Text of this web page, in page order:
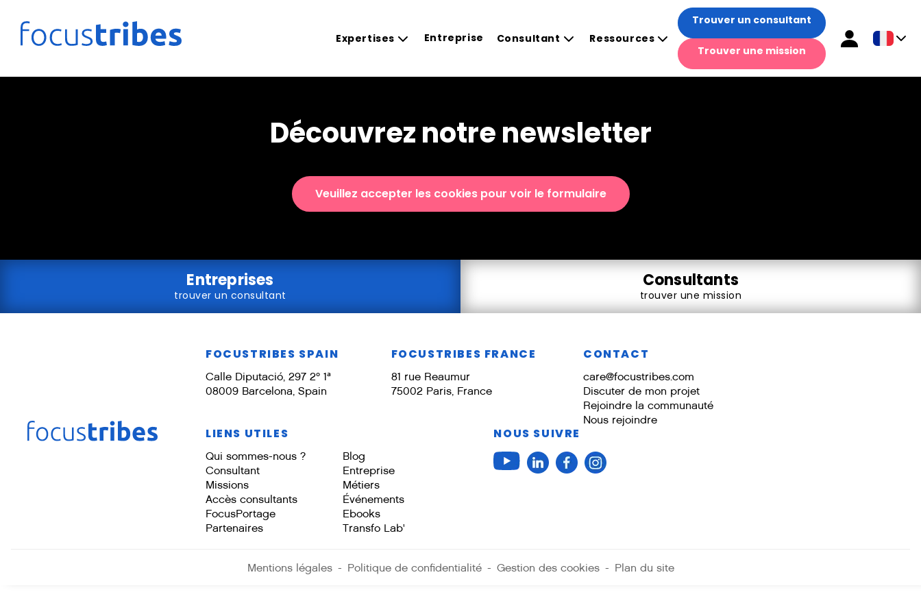
Expertises Entreprise Consultant Ressources
Trouver un consultant
Trouver une mission
Découvrez notre newsletter
Veuillez accepter les cookies pour voir le formulaire
Entreprises
trouver un consultant
Rencontrez des meilleurs consultants IT
dans leurs domaines disponibles, qualifiés et
correspondant à votre recherche.
Consultants
trouver une mission
FOCUSTRIBES SPAIN
Calle Diputació, 297 2º 1ª
08009 Barcelona, Spain
FOCUSTRIBES FRANCE
81 rue Reaumur
75002 Paris, France
CONTACT
care@focustribes.com
Discuter de mon projet
Rejoindre la communauté
Nous rejoindre
LIENS UTILES
Qui sommes-nous ?
Blog
Consultant
Entreprise
Missions
Métiers
Accès consultants
Événements
FocusPortage
Ebooks
Partenaires
Transfo Lab'
NOUS SUIVRE
Mentions légales - Politique de confidentialité - Gestion des cookies - Plan du site